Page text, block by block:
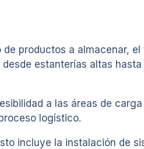
productos a almacenar,
estanterías altas
a las áreas de
logístico.
incluye la instalación de